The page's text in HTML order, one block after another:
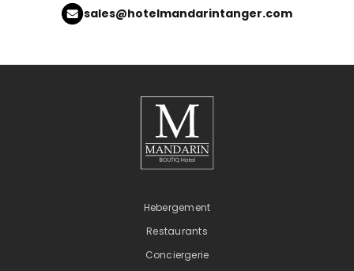
sales@hotelmandarintanger.com
Hebergement
Restaurants
Conciergerie